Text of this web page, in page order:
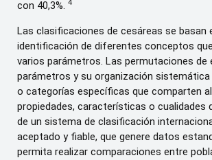
con 40,3%. 4
Las clasificaciones de cesáreas se basan
identificación de diferentes conceptos
varios parámetros. Las permutaciones de
parámetros y su organización sistemática
o categorías específicas que comparten
propiedades, características o cualidades
de un sistema de clasificación
aceptado y fiable, que genere datos
permita realizar comparaciones entre